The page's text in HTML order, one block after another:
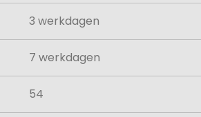
3 werkdagen
7 werkdagen
54